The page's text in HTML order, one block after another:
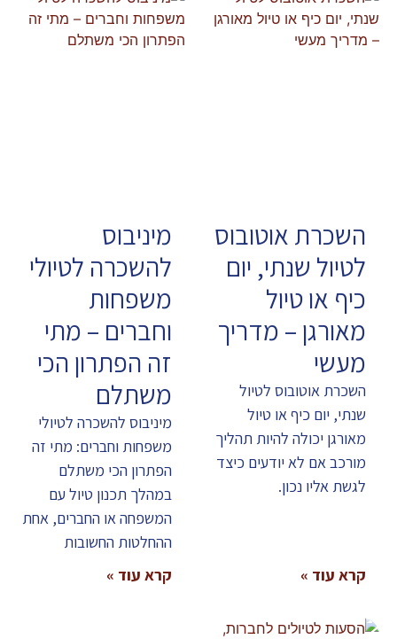
השכרת אוטובוס
לטיול שנתי, יום
כיף או טיול
מאורגן – מדריך
מעשי
השכרת אוטובוס לטיול
שנתי, יום כיף או טיול
מאורגן יכולה להיות תהליך
מורכב אם לא יודעים כיצד
לגשת אליו נכון.
קרא עוד »
מיניבוס
להשכרה לטיולי
משפחות
וחברים – מתי
זה הפתרון הכי
משתלם
מיניבוס להשכרה לטיולי
משפחות וחברים: מתי זה
הפתרון הכי משתלם
במהלך תכנון טיול עם
המשפחה או החברים, אחת
ההחלטות החשובות
קרא עוד »